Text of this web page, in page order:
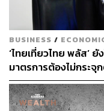
ที่น่าสนใจคือ การที่จี
ห้ามนำเข้าน้ำมันของ
น้ำมันจากรัสเซียในรา
สูงถึงร้อยละ 30) จีนจึ
เหล่านี้ ข้อมูลปี 2024
ที่สุด (แซงหน้าซาอุดีอาร
BUSINESS /
‘ไทยเที่ยวไทย พลัส’ ยั
มาตรการต้องไม่กระจุ